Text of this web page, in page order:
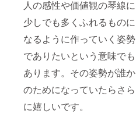
人の感性や価値観の琴線に
少しでも多くふれるものに
なるように作っていく姿勢
でありたいという意味でも
あります。その姿勢が誰か
のためになっていたらさら
に嬉しいです。